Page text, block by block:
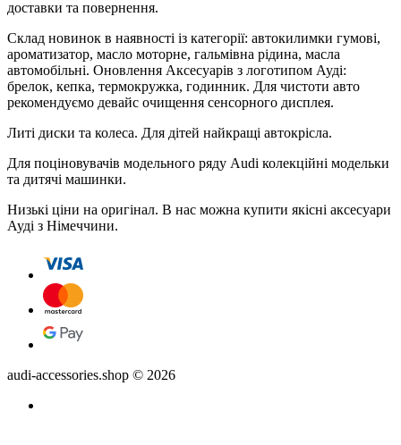
доставки та повернення.
Склад новинок в наявності із категорії: автокилимки гумові,
ароматизатор, масло моторне, гальмівна рідина, масла
автомобільні. Оновлення Аксесуарів з логотипом Ауді:
брелок, кепка, термокружка, годинник. Для чистоти авто
рекомендуємо девайс очищення сенсорного дисплея.
Литі диски та колеса. Для дітей найкращі автокрісла.
Для поціновувачів модельного ряду Audi колекційні модельки
та дитячі машинки.
Низькі ціни на оригінал. В нас можна купити якісні аксесуари
Ауді з Німеччини.
audi-accessories.shop © 2026